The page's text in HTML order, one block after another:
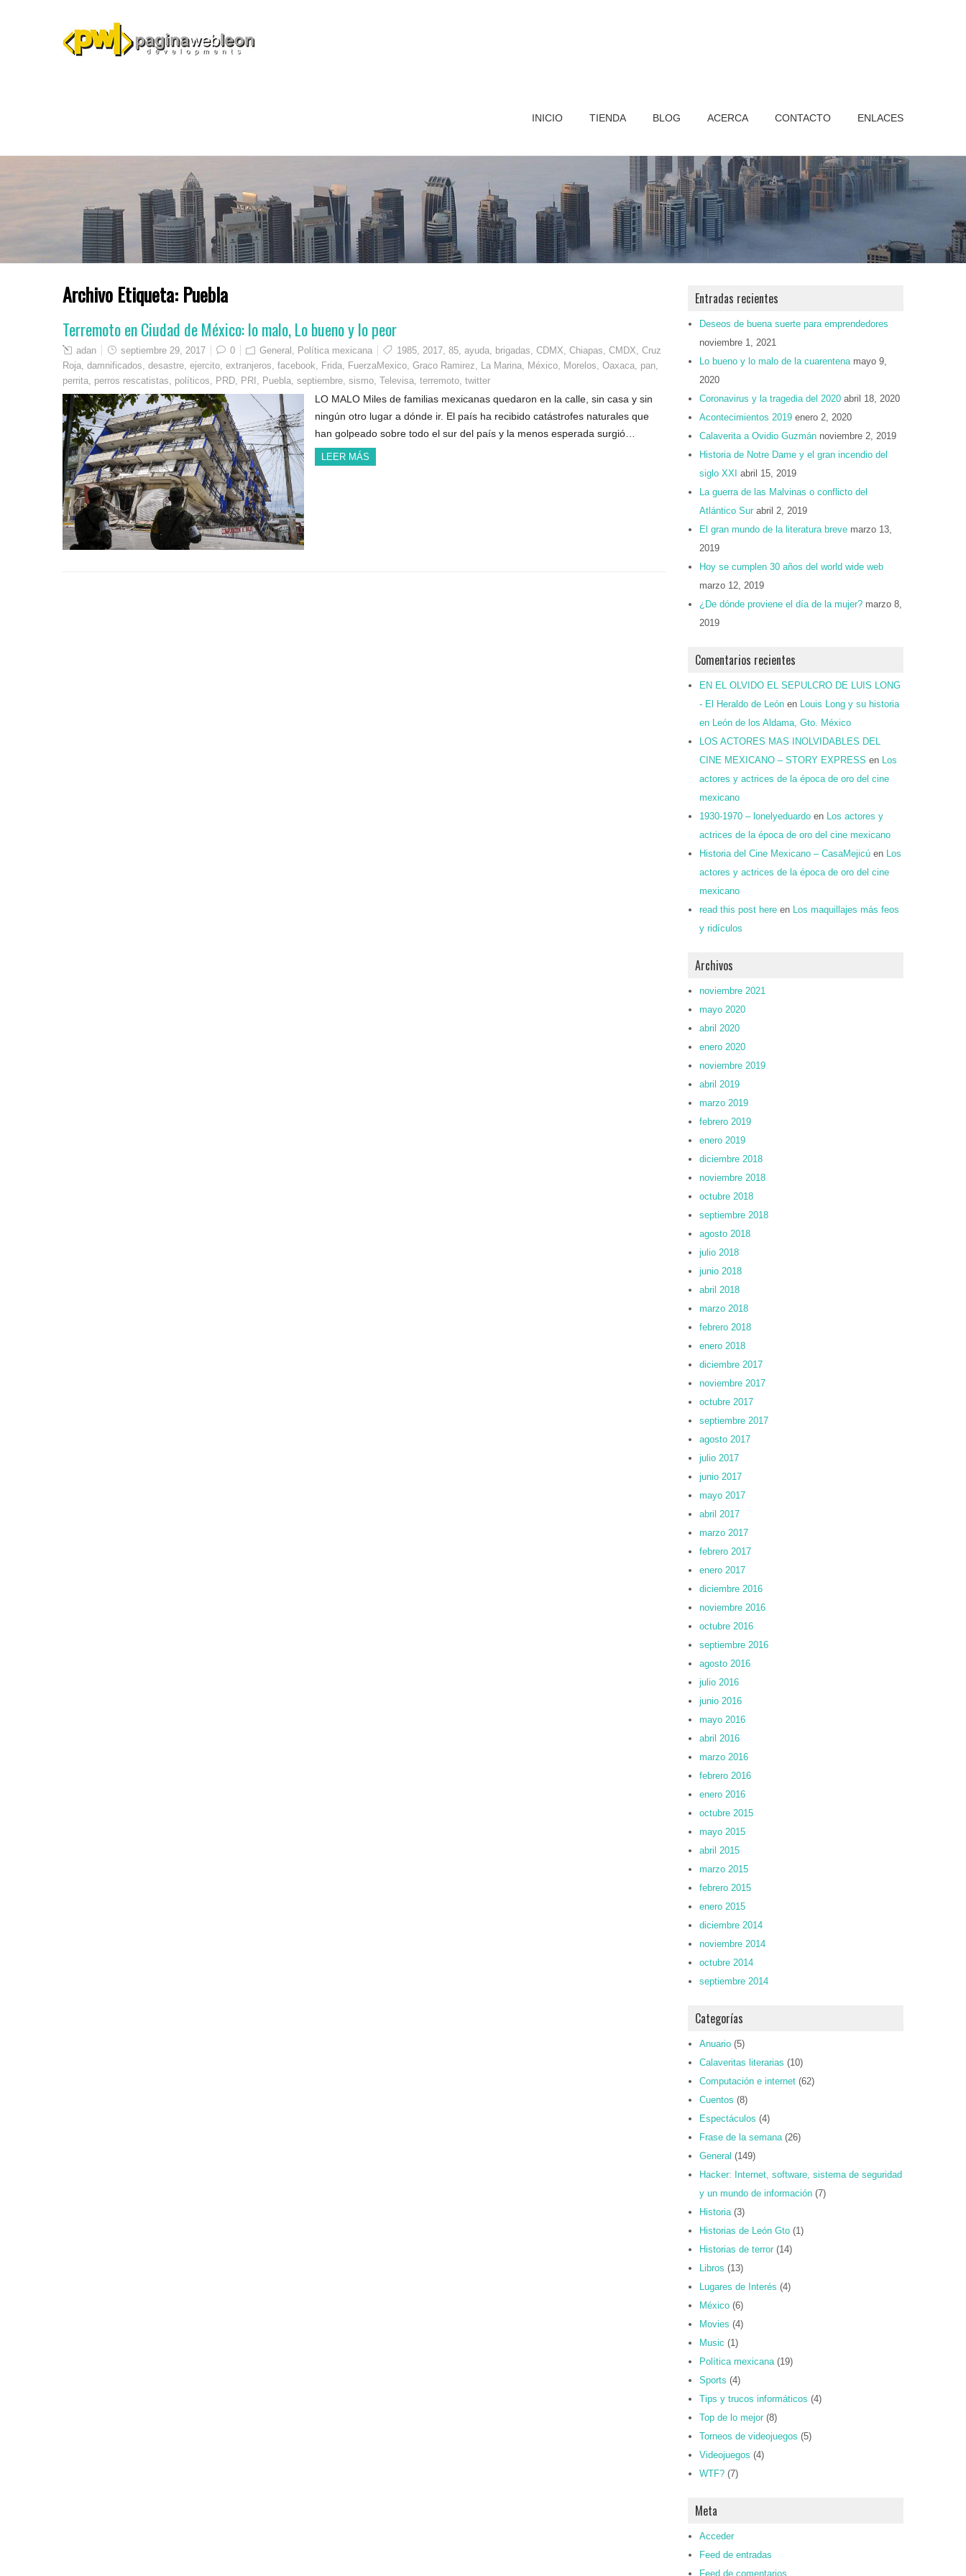
INICIO TIENDA BLOG ACERCA CONTACTO ENLACES
Archivo Etiqueta: Puebla
Terremoto en Ciudad de México: lo malo, Lo bueno y lo peor
adan septiembre 29, 2017 0 General , Política mexicana 1985, 2017, 85, ayuda, brigadas, CDMX, Chiapas, CMDX, Cruz
Roja, damnificados, desastre, ejercito, extranjeros, facebook, Frida, FuerzaMexico, Graco Ramirez, La Marina, México, Morelos, Oaxaca, pan,
perrita, perros rescatistas, políticos, PRD, PRI , Puebla, septiembre, sismo, Televisa, terremoto, twitter
LO MALO Miles de familias mexicanas quedaron en la calle, sin casa y sin
ningún otro lugar a dónde ir. El país ha recibido catástrofes naturales que
han golpeado sobre todo el sur del país y la menos esperada surgió…
LEER MÁS
Entradas recientes
Deseos de buena suerte para emprendedores
noviembre 1, 2021
Lo bueno y lo malo de la cuarentena mayo 9,
2020
Coronavirus y la tragedia del 2020 abril 18, 2020
Acontecimientos 2019 enero 2, 2020
Calaverita a Ovidio Guzmán noviembre 2, 2019
Historia de Notre Dame y el gran incendio del
siglo XXI abril 15, 2019
La guerra de las Malvinas o conflicto del
Atlántico Sur abril 2, 2019
El gran mundo de la literatura breve marzo 13,
2019
Hoy se cumplen 30 años del world wide web
marzo 12, 2019
¿De dónde proviene el día de la mujer? marzo 8,
2019
Comentarios recientes
EN EL OLVIDO EL SEPULCRO DE LUIS LONG
- El Heraldo de León en Louis Long y su historia
en León de los Aldama, Gto. México
LOS ACTORES MAS INOLVIDABLES DEL
CINE MEXICANO – STORY EXPRESS en Los
actores y actrices de la época de oro del cine
mexicano
1930-1970 – lonelyeduardo en Los actores y
actrices de la época de oro del cine mexicano
Historia del Cine Mexicano – CasaMejicú en Los
actores y actrices de la época de oro del cine
mexicano
read this post here en Los maquillajes más feos
y ridículos
Archivos
noviembre 2021
mayo 2020
abril 2020
enero 2020
noviembre 2019
abril 2019
marzo 2019
febrero 2019
enero 2019
diciembre 2018
noviembre 2018
octubre 2018
septiembre 2018
agosto 2018
julio 2018
junio 2018
abril 2018
marzo 2018
febrero 2018
enero 2018
diciembre 2017
noviembre 2017
octubre 2017
septiembre 2017
agosto 2017
julio 2017
junio 2017
mayo 2017
abril 2017
marzo 2017
febrero 2017
enero 2017
diciembre 2016
noviembre 2016
octubre 2016
septiembre 2016
agosto 2016
julio 2016
junio 2016
mayo 2016
abril 2016
marzo 2016
febrero 2016
enero 2016
octubre 2015
mayo 2015
abril 2015
marzo 2015
febrero 2015
enero 2015
diciembre 2014
noviembre 2014
octubre 2014
septiembre 2014
Categorías
Anuario (5)
Calaveritas literarias (10)
Computación e internet (62)
Cuentos (8)
Espectáculos (4)
Frase de la semana(26)
General (149)
Hacker: Internet, software, sistema de seguridad
y un mundo de información (7)
Historia(3)
Historias de León Gto (1)
Historias de terror (14)
Libros (13)
Lugares de Interés (4)
México (6)
Movies (4)
Music (1)
Política mexicana(19)
Sports (4)
Tips y trucos informáticos (4)
Top de lo mejor (8)
Torneos de videojuegos (5)
Videojuegos (4)
WTF? (7)
Meta
Acceder
Feed de entradas
Feed de comentarios